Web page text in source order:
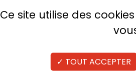
Ce site utilise des
TOUT ACCEPTER